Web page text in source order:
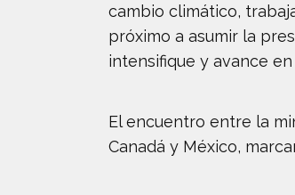
cambio climático,
próximo a asumir la
intensifique y avance
El encuentro entre la
Canadá y México,